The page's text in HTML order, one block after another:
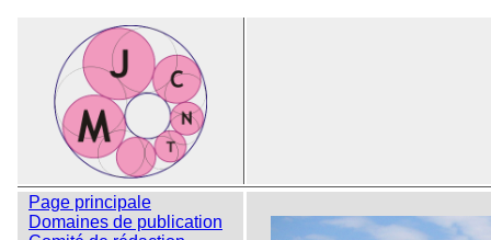
Page principale
Domaines de publication